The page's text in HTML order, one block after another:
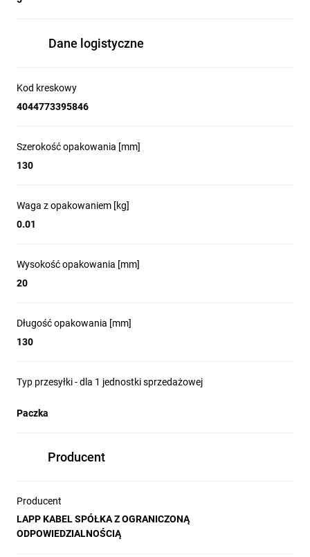
Dane logistyczne
Kod kreskowy
4044773395846
Szerokość opakowania [mm]
130
Waga z opakowaniem [kg]
0.01
Wysokość opakowania [mm]
20
Długość opakowania [mm]
130
Typ przesyłki - dla 1 jednostki sprzedażowej
Paczka
Producent
Producent
LAPP KABEL SPÓŁKA Z OGRANICZONĄ
ODPOWIEDZIALNOŚCIĄ